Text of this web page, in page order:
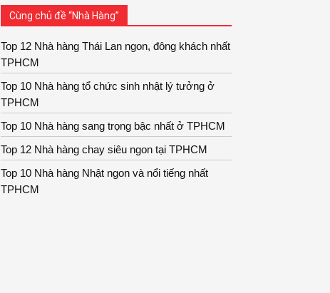
Cùng chủ đề “Nhà Hàng”
Top 12 Nhà hàng Thái Lan ngon, đông khách nhất
TPHCM
Top 10 Nhà hàng tổ chức sinh nhật lý tưởng ở
TPHCM
Top 10 Nhà hàng sang trọng bậc nhất ở TPHCM
Top 12 Nhà hàng chay siêu ngon tại TPHCM
Top 10 Nhà hàng Nhật ngon và nổi tiếng nhất
TPHCM